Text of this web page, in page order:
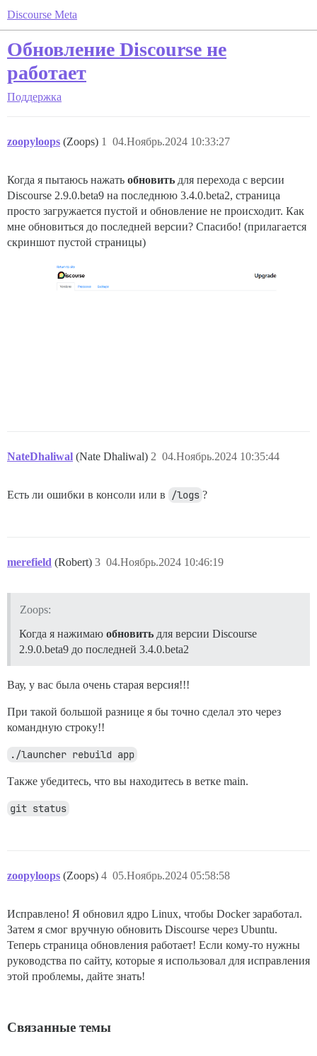
Discourse Meta
Обновление Discourse не
работает
Поддержка
zoopyloops (Zoops) 04.Ноябрь.2024 10:33:27
1
Когда я пытаюсь нажать обновить для перехода с версии
Discourse 2.9.0.beta9 на последнюю 3.4.0.beta2, страница
просто загружается пустой и обновление не происходит. Как
мне обновиться до последней версии? Спасибо! (прилагается
скриншот пустой страницы)
NateDhaliwal (Nate Dhaliwal) 04.Ноябрь.2024 10:35:44
2
Есть ли ошибки в консоли или в /logs ?
merefield (Robert) 04.Ноябрь.2024 10:46:19
3
Zoops:
Когда я нажимаю обновить для версии Discourse
2.9.0.beta9 до последней 3.4.0.beta2
Вау, у вас была очень старая версия!!!
При такой большой разнице я бы точно сделал это через
командную строку!!
./launcher rebuild app
Также убедитесь, что вы находитесь в ветке main.
git status
zoopyloops (Zoops) 05.Ноябрь.2024 05:58:58
4
Исправлено! Я обновил ядро Linux, чтобы Docker заработал.
Затем я смог вручную обновить Discourse через Ubuntu.
Теперь страница обновления работает! Если кому-то нужны
руководства по сайту, которые я использовал для исправления
этой проблемы, дайте знать!
Связанные темы